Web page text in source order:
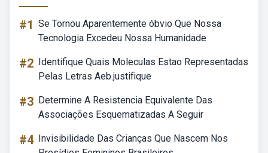
#1 Se Tornou Aparentemente óbvio Que Nossa
Tecnologia Excedeu Nossa Humanidade
#2 Identifique Quais Moleculas Estao Representadas
Pelas Letras Aeb.justifique
#3 Determine A Resistencia Equivalente Das
Associações Esquematizadas A Seguir
#4 Invisibilidade Das Crianças Que Nascem Nos